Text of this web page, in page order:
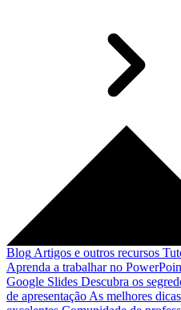
Blog Artigos e outros recursos
Aprenda a trabalhar no
Google Slides Descubra os
de apresentação As melhores